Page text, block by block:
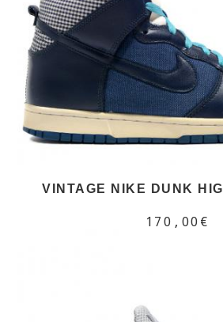
VINTAGE NIKE DUNK
170,00€